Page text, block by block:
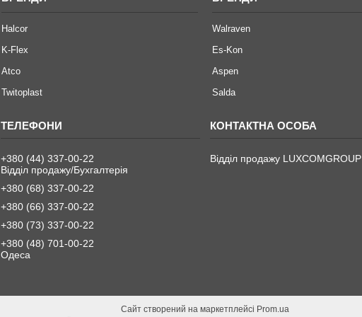
Halcor
K-Flex
Atco
Twitoplast
Walraven
Es-Kon
Aspen
Salda
+380 (44) 337-00-22
Відділ продажу/Бухгалтерія
+380 (68) 337-00-22
+380 (66) 337-00-22
+380 (73) 337-00-22
+380 (48) 701-00-22
Одеса
Відділ продажу LUXCOMGROUP
Сайт створений на маркетплейсі Prom.ua